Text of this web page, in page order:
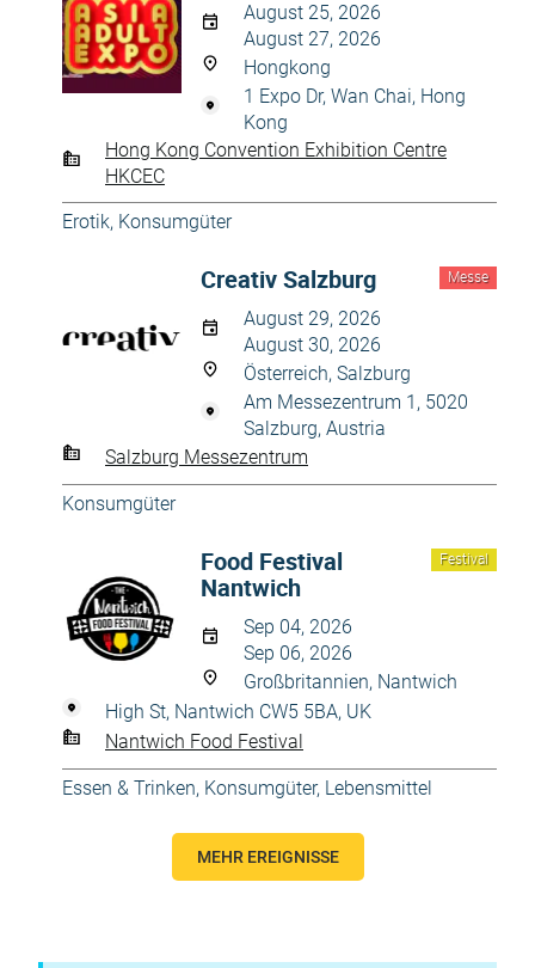
August 25, 2026
August 27, 2026
Hongkong
1 Expo Dr, Wan Chai, Hong
Kong
Hong Kong Convention Exhibition Centre
HKCEC
Erotik, Konsumgüter
Messe
Creativ Salzburg
August 29, 2026
August 30, 2026
Österreich, Salzburg
Am Messezentrum 1, 5020
Salzburg, Austria
Salzburg Messezentrum
Konsumgüter
Festival
Food Festival
Nantwich
Sep 04, 2026
Sep 06, 2026
Großbritannien, Nantwich
High St, Nantwich CW5 5BA, UK
Nantwich Food Festival
Essen & Trinken, Konsumgüter, Lebensmittel
MEHR EREIGNISSE